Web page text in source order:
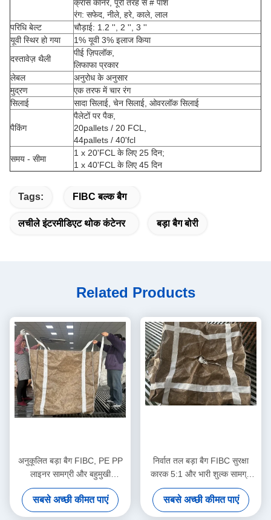
क्रॉस कॉर्नर, पूरी तरह से # पाश
रंग: सफेद, नीले, हरे, काले, लाल
परिधि बेल्ट
चौड़ाई: 1.2 '', 2 '', 3 ''
यूवी स्थिर हो गया
1% यूवी 3% इलाज किया
दस्तावेज़ थैली
पीई ज़िपलॉक,
लिफाफा प्रकार
लेबल
अनुरोध के अनुसार
मुद्रण
एक तरफ में चार रंग
सिलाई
सादा सिलाई, चेन सिलाई, ओवरलॉक सिलाई
पैकिंग
पैलेटों पर पैक,
20pallets / 20 FCL,
44pallets / 40'fcl
समय - सीमा
1 x 20'FCL के लिए 25 दिन;
1 x 40'FCL के लिए 45 दिन
Tags: FIBC बल्क बैग
लचीले इंटरमीडिएट थोक कंटेनर बड़ा बैग बोरी
Related Products
अनुकूलित बड़ा बैग FIBC, PE PP
लाइनर सामग्री और बहुमुखी
अनुप्रयोगों के लिए सादे डिस्चार्ज
स्पआउट के साथ
सबसे अच्छी कीमत पाएं
निर्वात तल बड़ा बैग FIBC सुरक्षा
कारक 5:1 और भारी शुल्क सामग्री
हैंडलिंग के लिए यूवी प्रतिरोधी कोटिंग
के साथ
सबसे अच्छी कीमत पाएं